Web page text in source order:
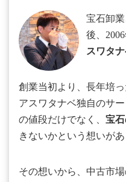
宝石卸
後、
スワタ
創業当初より、長年培
アスワタナベ独自のサ
の値段だけでなく、 宝
きないかという想いがあ
その想いから、中古市